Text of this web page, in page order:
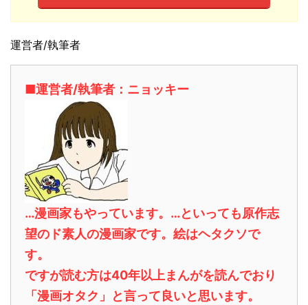
運営者/執筆者
■運営者/執筆者：ニョッキー
…漫画家もやっています。…といっても原作志
望のド素人の漫画家です。絵はヘタクソで
す。
ですが読む方は40年以上まんがを読んでおり
「漫画オタク」と言って良いと思います。